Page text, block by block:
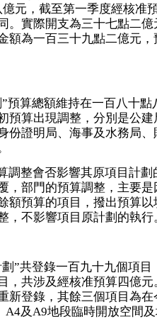
元，截至第一季度經核准
。實際開支為三十七點二
額為一百三十九點二億元
預算總額維持在一百八十點
預算出現調整，分別是公
份證明局、海事及水務局
調整會否影響其原項目計劃
，部門的預算調整，主要
額預算的項目，撥出預算
，不影響項目原計劃的執行
”共登錄一百九十九個項目
，共涉及經核准預算四億
新登錄，其餘三個項目為
A4及A9地段臨時開放空間